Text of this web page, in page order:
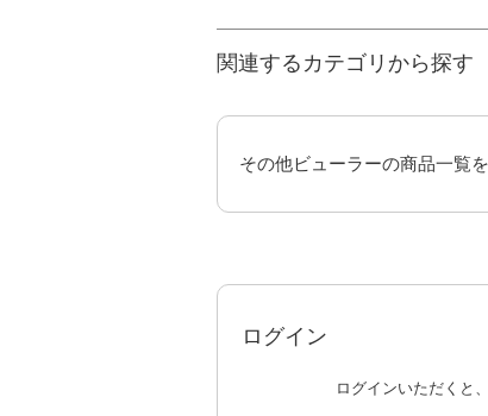
関連するカテゴリから探す
その他ビューラーの商品一覧
ログイン
ログインいただくと